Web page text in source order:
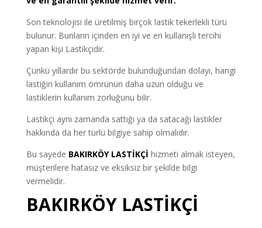
Son teknolojisi ile üretilmiş birçok lastik tekerlekli türü
bulunur. Bunların içinden en iyi ve en kullanışlı tercihi
yapan kişi Lastikçidir.
Çünkü yıllardır bu sektörde bulunduğundan dolayı, hangi
lastiğin kullanım ömrünün daha uzun olduğu ve
lastiklerin kullanım zorluğunu bilir.
Lastikçi aynı zamanda sattığı ya da satacağı lastikler
hakkında da her türlü bilgiye sahip olmalıdır.
Bu sayede BAKIRKÖY LASTİKÇİ hizmeti almak isteyen,
müşterilere hatasız ve eksiksiz bir şekilde bilgi
vermelidir.
BAKIRKÖY LASTİKÇİ